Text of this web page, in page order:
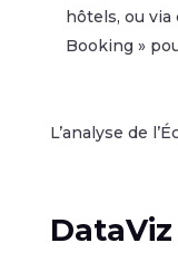
hôtels, ou via
Booking »
L’analyse de
DataViz